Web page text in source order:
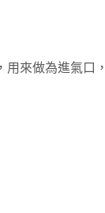
來做為進氣口